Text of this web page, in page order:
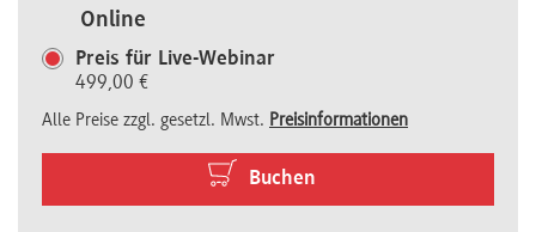
Preisvorteile
FAQ
Online
Preis für Live-Webinar
499,00 €
Alle Preise zzgl. gesetzl. Mwst. Preisinformationen
Buchen